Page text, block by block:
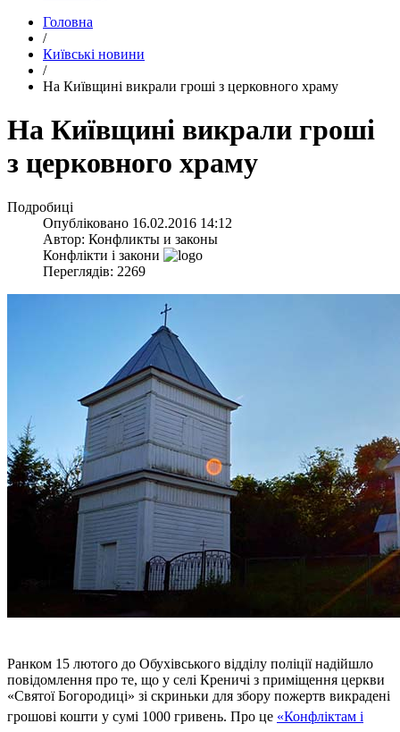
Головна
/
Київські новини
/
На Київщині викрали гроші з церковного храму
На Київщині викрали гроші
з церковного храму
Подробиці
Опубліковано 16.02.2016 14:12
Автор: Конфликты и законы
Конфлікти і закони
Переглядів: 2269
Ранком 15 лютого до Обухівського відділу поліції надійшло
повідомлення про те, що у селі Креничі з приміщення церкви
«Святої Богородиці» зі скриньки для збору пожертв викрадені
грошові кошти у сумі 1000 гривень. Про це «Конфліктам і